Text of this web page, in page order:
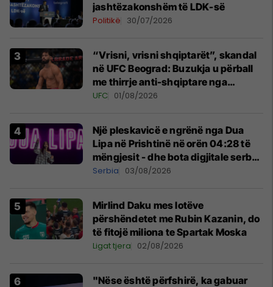
jashtëzakonshëm të LDK-së
Politikë 30/07/2026
“Vrisni, vrisni shqiptarët”, skandal
në UFC Beograd: Buzukja u përball
me thirrje anti-shqiptare nga
tribunat
UFC 01/08/2026
Një pleskavicë e ngrënë nga Dua
Lipa në Prishtinë në orën 04:28 të
mëngjesit - dhe bota digjitale serbe
shpall gjendjen e luftës
Serbia 03/08/2026
Mirlind Daku mes lotëve
përshëndetet me Rubin Kazanin, do
të fitojë miliona te Spartak Moska
Ligat tjera 02/08/2026
"Nëse është përfshirë, ka gabuar